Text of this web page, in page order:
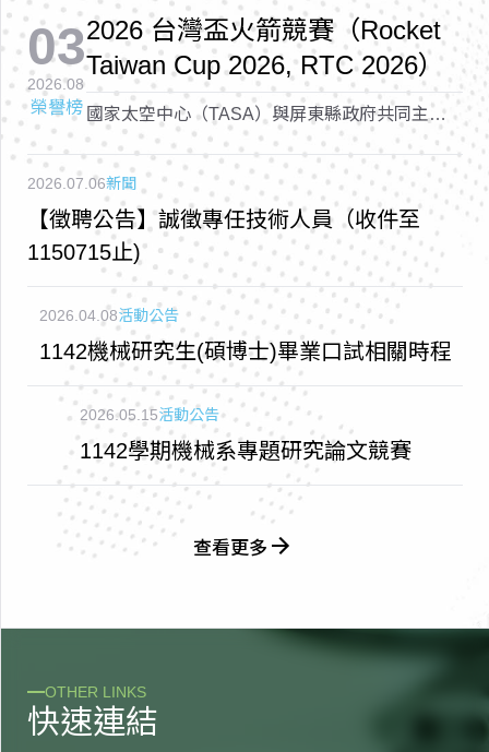
03
2026.08
榮譽榜
2026 台灣盃火箭競賽（Rocket
Taiwan Cup 2026, RTC 2026）
國家太空中心（TASA）與屏東縣政府共同主辦
的「2026 台灣盃火箭競賽（Rocket Taiwan Cup
2026, RTC 2026）
2026.07.06新聞
【徵聘公告】誠徵專任技術人員（收件至
1150715止)
2026.04.08活動公告
1142機械研究生(碩博士)畢業口試相關時程
2026.05.15活動公告
1142學期機械系專題研究論文競賽
查看更多
OTHER LINKS
快速連結